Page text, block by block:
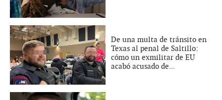
De una multa de tránsito en
Texas al penal de Saltillo:
cómo un exmilitar de EU
acabó acusado de...